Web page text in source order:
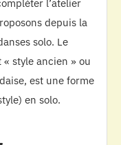
l’atelier
depuis la
solo. Le
style ancien » ou
est une forme
en solo.